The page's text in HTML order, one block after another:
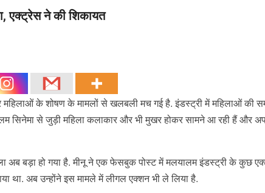
एक्ट्रेस ने की श‍िकायत
के शोषण के मामलों से खलबली मच गई है. इंडस्ट्री में महिलाओं की
सिनेमा से जुड़ी महिला कलाकार और भी मुखर होकर सामने आ रही हैं और
अब बड़ा हो गया है. मीनू ने एक फेसबुक पोस्ट में मलयालम इंडस्ट्री के कुछ
था. अब उन्होंने इस मामले में लीगल एक्शन भी ले लिया है.